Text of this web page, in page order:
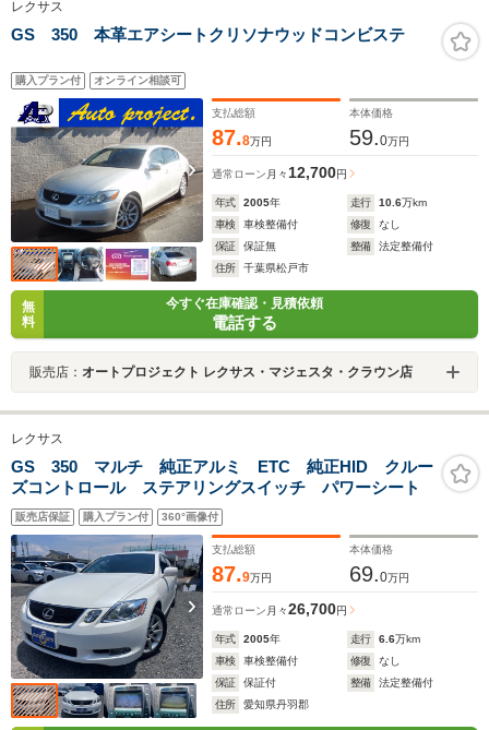
レクサス
GS 350 本革エアシートクリソナウッドコンビステ
購入プラン付 オンライン相談可
支払総額
87.8万円
本体価格
59.0万円
通常ローン 月々12,700円
年式 2005年 走行 10.6万km
車検
車検整備付 修復
なし
保証
保証無 整備
法定整備付
住所
千葉県松戸市
無
料
今すぐ在庫確認・見積依頼
電話する
販売店： オートプロジェクト レクサス・マジェスタ・クラウン店
レクサス
GS 350 マルチ 純正アルミ ETC 純正HID クルー
ズコントロール ステアリングスイッチ パワーシート
販売店保証 購入プラン付 360°画像付
支払総額
87.9万円
本体価格
69.0万円
通常ローン 月々26,700円
年式 2005年 走行 6.6万km
車検
車検整備付 修復
なし
保証
保証付 整備
法定整備付
住所
愛知県丹羽郡